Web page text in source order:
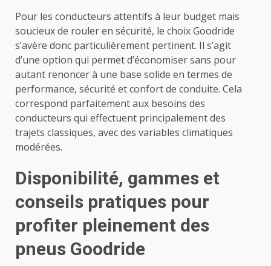
Pour les conducteurs attentifs à leur budget mais
soucieux de rouler en sécurité, le choix Goodride
s’avère donc particulièrement pertinent. Il s’agit
d’une option qui permet d’économiser sans pour
autant renoncer à une base solide en termes de
performance, sécurité et confort de conduite. Cela
correspond parfaitement aux besoins des
conducteurs qui effectuent principalement des
trajets classiques, avec des variables climatiques
modérées.
Disponibilité, gammes et
conseils pratiques pour
profiter pleinement des
pneus Goodride